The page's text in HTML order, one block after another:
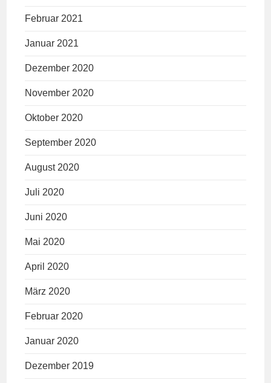
Februar 2021
Januar 2021
Dezember 2020
November 2020
Oktober 2020
September 2020
August 2020
Juli 2020
Juni 2020
Mai 2020
April 2020
März 2020
Februar 2020
Januar 2020
Dezember 2019